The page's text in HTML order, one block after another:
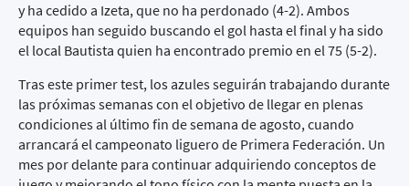
y ha cedido a Izeta, que no ha perdonado (4-2). Ambos
equipos han seguido buscando el gol hasta el final y ha sido
el local Bautista quien ha encontrado premio en el 75 (5-2).
Tras este primer test, los azules seguirán trabajando durante
las próximas semanas con el objetivo de llegar en plenas
condiciones al último fin de semana de agosto, cuando
arrancará el campeonato liguero de Primera Federación. Un
mes por delante para continuar adquiriendo conceptos de